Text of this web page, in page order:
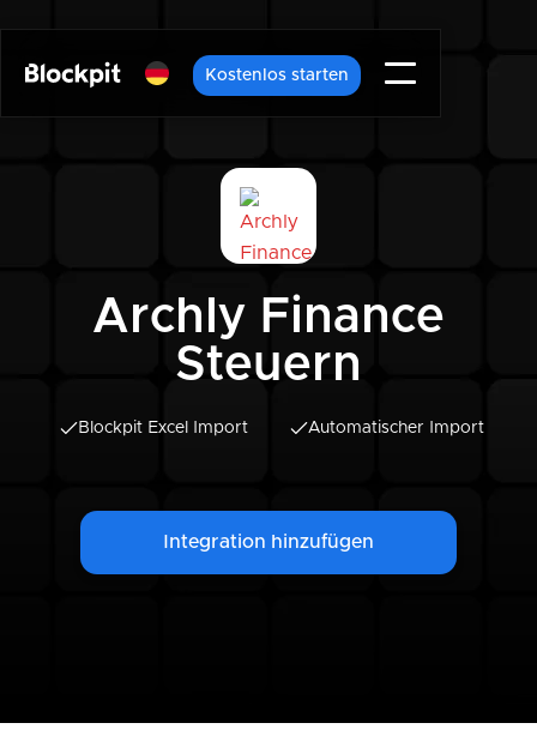
Kostenlos starten
Archly Finance
Steuern
Blockpit Excel Import Automatischer Import
Integration hinzufügen